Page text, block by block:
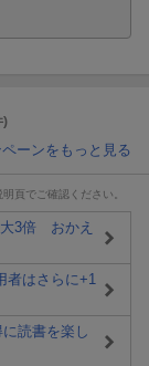
)
ーンをもっと見る
頁でご確認ください。
大3倍 おかえ
者はさらに+1
読書を楽し